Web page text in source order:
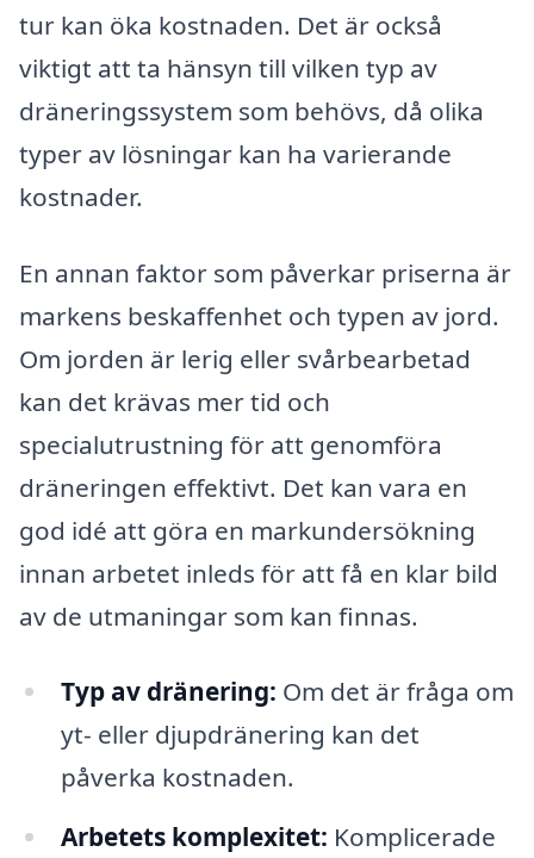
tur kan öka kostnaden. Det är också
viktigt att ta hänsyn till vilken typ av
dräneringssystem som behövs, då olika
typer av lösningar kan ha varierande
kostnader.
En annan faktor som påverkar priserna är
markens beskaffenhet och typen av jord.
Om jorden är lerig eller svårbearbetad
kan det krävas mer tid och
specialutrustning för att genomföra
dräneringen effektivt. Det kan vara en
god idé att göra en markundersökning
innan arbetet inleds för att få en klar bild
av de utmaningar som kan finnas.
Typ av dränering: Om det är fråga om
yt- eller djupdränering kan det
påverka kostnaden.
Arbetets komplexitet: Komplicerade